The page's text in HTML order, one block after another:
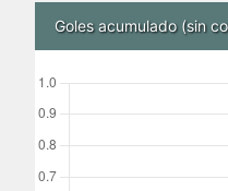
Goles acumulado (sin